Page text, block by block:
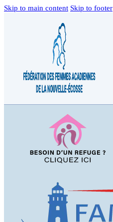
Skip to main content Skip to footer